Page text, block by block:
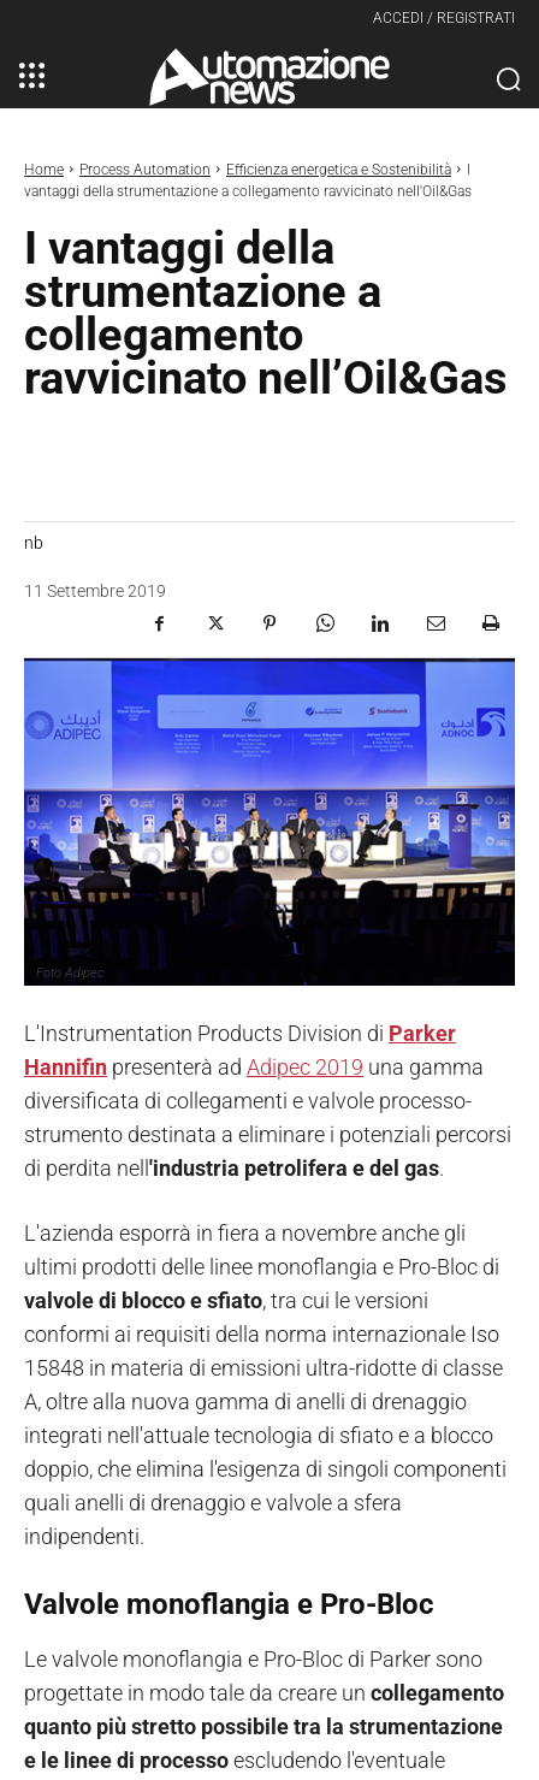
ACCEDI / REGISTRATI
Home Process Automation Efficienza energetica e Sostenibilità
I
vantaggi della strumentazione a collegamento ravvicinato nell'Oil&Gas
I vantaggi della
strumentazione a
collegamento
ravvicinato nell’Oil&Gas
nb
11 Settembre 2019
Foto Adipec
L'Instrumentation Products Division di Parker
Hannifin presenterà ad Adipec 2019 una gamma
diversificata di collegamenti e valvole processo-
strumento destinata a eliminare i potenziali percorsi
di perdita nell 'industria petrolifera e del gas.
L'azienda esporrà in fiera a novembre anche gli
ultimi prodotti delle linee monoflangia e Pro-Bloc di
valvole di blocco e sfiato, tra cui le versioni
conformi ai requisiti della norma internazionale Iso
15848 in materia di emissioni ultra-ridotte di classe
A, oltre alla nuova gamma di anelli di drenaggio
integrati nell'attuale tecnologia di sfiato e a blocco
doppio, che elimina l'esigenza di singoli componenti
quali anelli di drenaggio e valvole a sfera
indipendenti.
Valvole monoflangia e Pro-Bloc
Le valvole monoflangia e Pro-Bloc di Parker sono
progettate in modo tale da creare un collegamento
quanto più stretto possibile tra la strumentazione
e le linee di processoescludendo l'eventuale